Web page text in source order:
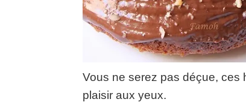
Vous ne serez pas déçue, ces
plaisir aux yeux.